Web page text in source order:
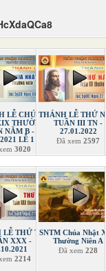
LỄ CHÚA
THƯỜNG
NĂM B -
LỄ 1
3020
THÁNH LỄ THỨ
TUẦN III TN -
27.01.2022
Đã xem2597
LỄ THỨ TƯ
XXX -
2214
SNTM Chúa Nhật
Thường Niên A
Đã xem228